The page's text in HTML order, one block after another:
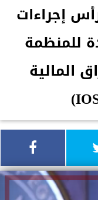
إجراءات
للمنظمة
المالية